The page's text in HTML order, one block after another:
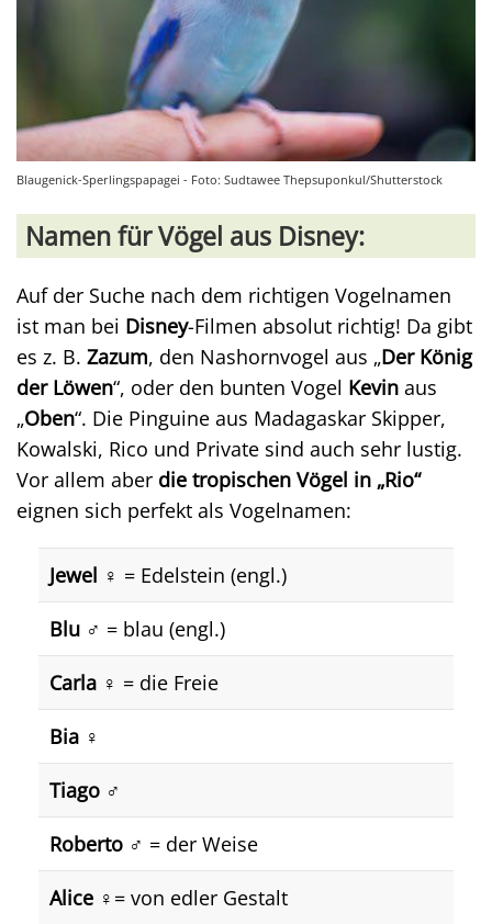
Blaugenick-Sperlingspapagei - Foto: Sudtawee Thepsuponkul/Shutterstock
Namen für Vögel aus Disney:
Auf der Suche nach dem richtigen Vogelnamen
ist man bei Disney-Filmen absolut richtig! Da gibt
es z. B. Zazum, den Nashornvogel aus „Der König
der Löwen“, oder den bunten Vogel Kevin aus
„Oben“. Die Pinguine aus Madagaskar Skipper,
Kowalski, Rico und Private sind auch sehr lustig.
Vor allem aber die tropischen Vögel in „Rio“
eignen sich perfekt als Vogelnamen:
Jewel ♀️ = Edelstein (engl.)
Blu ♂️ = blau (engl.)
Carla ♀️ = die Freie
Bia ♀️
Tiago ♂️
Roberto ♂️ = der Weise
Alice ♀️ = von edler Gestalt